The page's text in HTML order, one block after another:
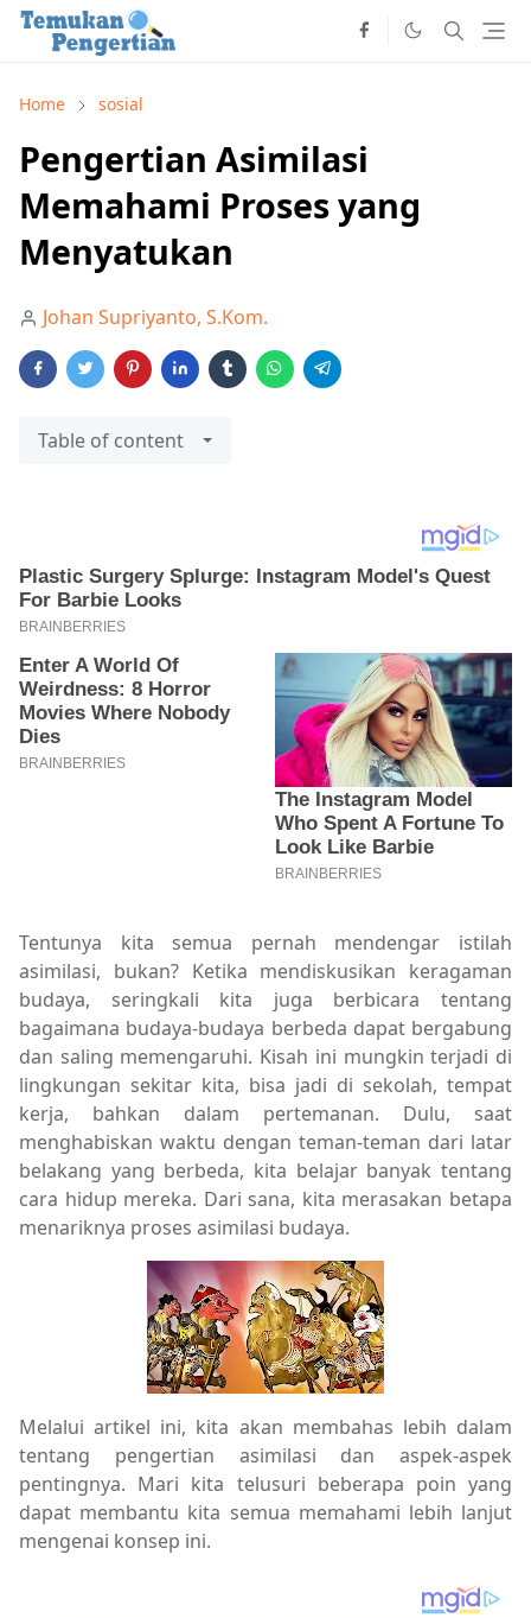
Home sosial
Pengertian Asimilasi
Memahami Proses yang
Menyatukan
Johan Supriyanto, S.Kom.
Table of content
Tentunya kita semua pernah mendengar istilah
asimilasi, bukan? Ketika mendiskusikan keragaman
budaya, seringkali kita juga berbicara tentang
bagaimana budaya-budaya berbeda dapat bergabung
dan saling memengaruhi. Kisah ini mungkin terjadi di
lingkungan sekitar kita, bisa jadi di sekolah, tempat
kerja, bahkan dalam pertemanan. Dulu, saat
menghabiskan waktu dengan teman-teman dari latar
belakang yang berbeda, kita belajar banyak tentang
cara hidup mereka. Dari sana, kita merasakan betapa
menariknya proses asimilasi budaya.
Melalui artikel ini, kita akan membahas lebih dalam
tentang pengertian asimilasi dan aspek-aspek
pentingnya. Mari kita telusuri beberapa poin yang
dapat membantu kita semua memahami lebih lanjut
mengenai konsep ini.